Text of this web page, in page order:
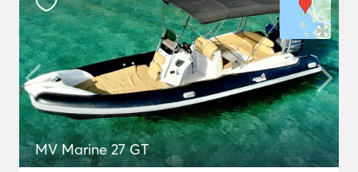
MV Marine 27 GT